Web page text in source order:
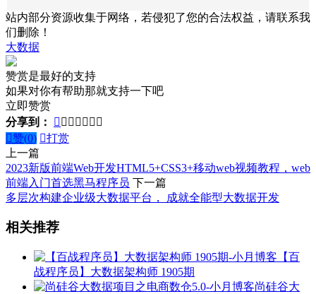
站内部分资源收集于网络，若侵犯了您的合法权益，请联系我
们删除！
大数据
赞赏是最好的支持
如果对你有帮助那就支持一下吧
立即赞赏
分享到：
      
赞(0) 打赏
上一篇
2023新版前端Web开发HTML5+CSS3+移动web视频教程，web
前端入门首选黑马程序员 下一篇
多层次构建企业级大数据平台， 成就全能型大数据开发
相关推荐
【百
战程序员】大数据架构师 1905期
尚硅谷大